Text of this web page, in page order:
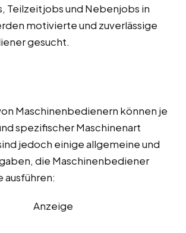
Teilzeitjobs und Nebenjobs in
motivierte und zuverlässige
gesucht.
Maschinenbedienern können je
spezifischer Maschinenart
jedoch einige allgemeine und
die Maschinenbediener
Anzeige